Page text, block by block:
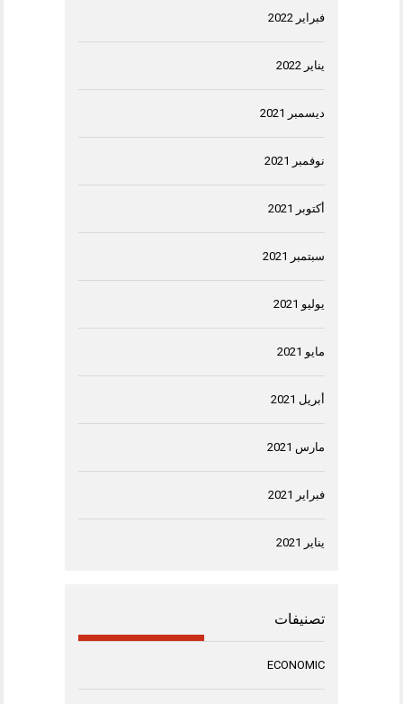
فبراير 2022
يناير 2022
ديسمبر 2021
نوفمبر 2021
أكتوبر 2021
سبتمبر 2021
يوليو 2021
مايو 2021
أبريل 2021
مارس 2021
فبراير 2021
يناير 2021
تصنيفات
ECONOMIC